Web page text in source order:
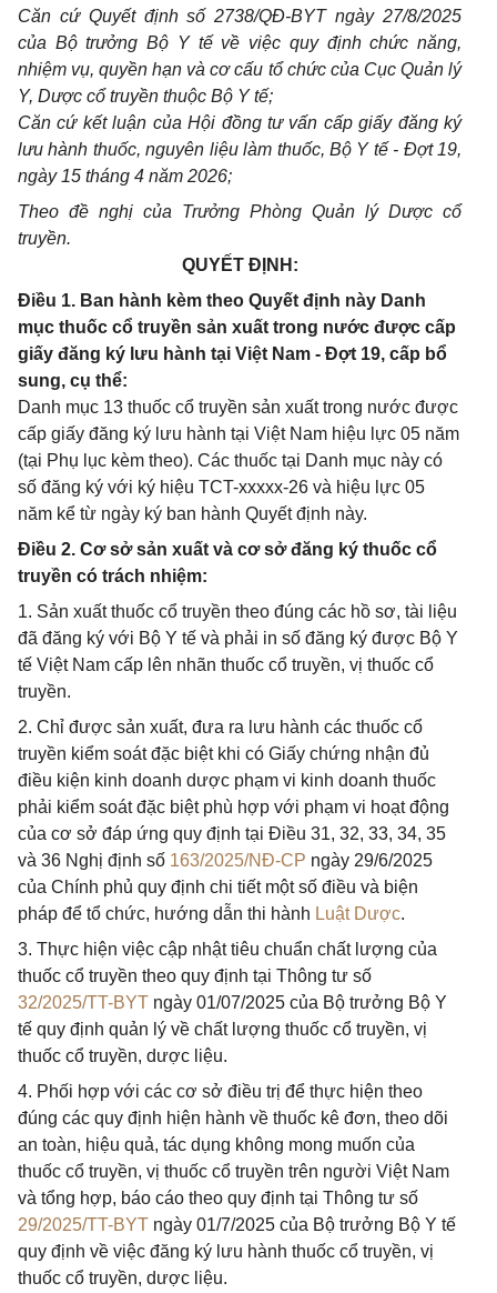
Căn cứ Quyết định số 2738/QĐ-BYT ngày 27/8/2025
của Bộ trưởng Bộ Y tế về việc quy định chức năng,
nhiệm vụ, quyền hạn và cơ cấu tổ chức của Cục Quản lý
Y, Dược cổ truyền thuộc Bộ Y tế;
Căn cứ kết luận của Hội đồng tư vấn cấp giấy đăng ký
lưu hành thuốc, nguyên liệu làm thuốc, Bộ Y tế - Đợt 19,
ngày 15 tháng 4 năm 2026;
Theo đề nghị của Trưởng Phòng Quản lý Dược cổ
truyền.
QUYẾT ĐỊNH:
Điều 1. Ban hành kèm theo Quyết định này Danh
mục thuốc cổ truyền sản xuất trong nước được cấp
giấy đăng ký lưu hành tại Việt Nam - Đợt 19, cấp bổ
sung, cụ thể:
Danh mục 13 thuốc cổ truyền sản xuất trong nước được
cấp giấy đăng ký lưu hành tại Việt Nam hiệu lực 05 năm
(tại Phụ lục kèm theo). Các thuốc tại Danh mục này có
số đăng ký với ký hiệu TCT-xxxxx-26 và hiệu lực 05
năm kể từ ngày ký ban hành Quyết định này.
Điều 2. Cơ sở sản xuất và cơ sở đăng ký thuốc cổ
truyền có trách nhiệm:
1. Sản xuất thuốc cổ truyền theo đúng các hồ sơ, tài liệu
đã đăng ký với Bộ Y tế và phải in số đăng ký được Bộ Y
tế Việt Nam cấp lên nhãn thuốc cổ truyền, vị thuốc cổ
truyền.
2. Chỉ được sản xuất, đưa ra lưu hành các thuốc cổ
truyền kiểm soát đặc biệt khi có Giấy chứng nhận đủ
điều kiện kinh doanh dược phạm vi kinh doanh thuốc
phải kiểm soát đặc biệt phù hợp với phạm vi hoạt động
của cơ sở đáp ứng quy định tại Điều 31, 32, 33, 34, 35
và 36 Nghị định số 163/2025/NĐ-CP ngày 29/6/2025
của Chính phủ quy định chi tiết một số điều và biện
pháp để tổ chức, hướng dẫn thi hành Luật Dược.
3. Thực hiện việc cập nhật tiêu chuẩn chất lượng của
thuốc cổ truyền theo quy định tại Thông tư số
32/2025/TT-BYT ngày 01/07/2025 của Bộ trưởng Bộ Y
tế quy định quản lý về chất lượng thuốc cổ truyền, vị
thuốc cổ truyền, dược liệu.
4. Phối hợp với các cơ sở điều trị để thực hiện theo
đúng các quy định hiện hành về thuốc kê đơn, theo dõi
an toàn, hiệu quả, tác dụng không mong muốn của
thuốc cổ truyền, vị thuốc cổ truyền trên người Việt Nam
và tổng hợp, báo cáo theo quy định tại Thông tư số
29/2025/TT-BYT ngày 01/7/2025 của Bộ trưởng Bộ Y tế
quy định về việc đăng ký lưu hành thuốc cổ truyền, vị
thuốc cổ truyền, dược liệu.